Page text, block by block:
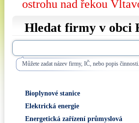
ostrohu nad řekou
Hledat firmy v obci
Můžete zadat název firmy, IČ, nebo popis
Bioplynové stanice
Elektrická energie
Energetická zařízení průmyslová